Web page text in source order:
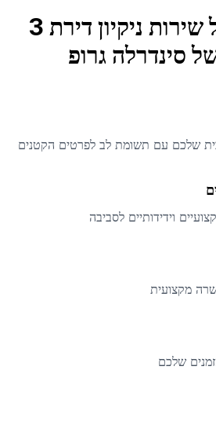
שירות
ניקיון דירת 3
סינדרלה גרופ
שלכם עם תשומת לב לפרטים הקטנים
וידידותיים לסביבה
מקצועית
שלכם